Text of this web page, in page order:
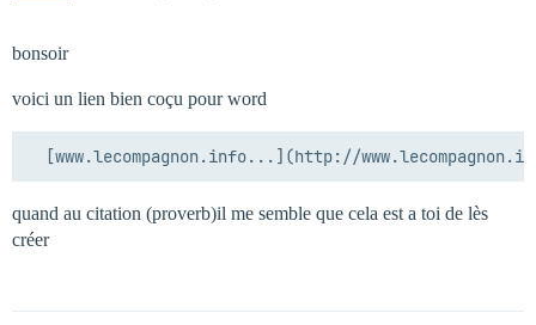
bonsoir
voici un lien bien coçu pour word
quand au citation (proverb)il me semble que cela est a toi de lès
créer